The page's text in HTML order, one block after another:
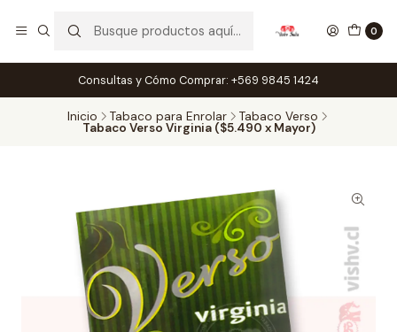
0
Consultas y Cómo Comprar: +569 9845 1424
Inicio Tabaco para Enrolar Tabaco Verso
Tabaco Verso Virginia ($5.490 x Mayor)